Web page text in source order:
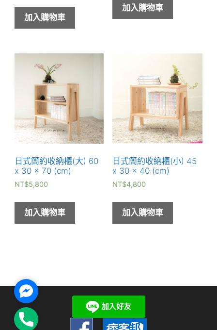
加入購物車
加入購物車
日式簡約收納櫃(大) 60
x 30 x 70 (cm)
NT$5,800
加入購物車
日式簡約收納櫃(小) 45
x 30 x 40 (cm)
NT$4,800
加入購物車
Facebook
Messenger
Phone